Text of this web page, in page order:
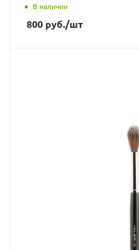
В наличии
800 руб./шт